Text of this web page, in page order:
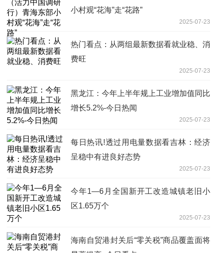
小村观“花海”走“花路”
2025-07-23
热门看点：从两组最新数据看就业稳、消
费旺
2025-07-23
黑龙江：今年上半年规上工业增加值同比
增长5.2%-今日热闻
2025-07-23
每日热讯!透过用电量数据看吉林：经济
呈稳中有进良好态势
2025-07-23
今年1—6月全国新开工改造城镇老旧小
区1.65万个
2025-07-23
海南自贸港封关后“零关税”商品覆盖面将